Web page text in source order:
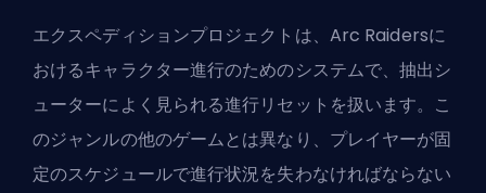
エクスペディションプロジェクトは、Arc Raidersに
おけるキャラクター進行のためのシステムで、抽出シ
ューターによく見られる進行リセットを扱います。こ
のジャンルの他のゲームとは異なり、プレイヤーが固
定のスケジュールで進行状況を失わなければならない